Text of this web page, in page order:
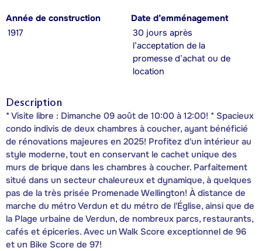
Année de construction
1917
Date d’emménagement
30 jours après
l’acceptation de la
promesse d’achat ou de
location
Description
* Visite libre : Dimanche 09 août de 10:00 à 12:00! * Spacieux
condo indivis de deux chambres à coucher, ayant bénéficié
de rénovations majeures en 2025! Profitez d'un intérieur au
style moderne, tout en conservant le cachet unique des
murs de brique dans les chambres à coucher. Parfaitement
situé dans un secteur chaleureux et dynamique, à quelques
pas de la très prisée Promenade Wellington! À distance de
marche du métro Verdun et du métro de l'Église, ainsi que de
la Plage urbaine de Verdun, de nombreux parcs, restaurants,
cafés et épiceries. Avec un Walk Score exceptionnel de 96
et un Bike Score de 97!